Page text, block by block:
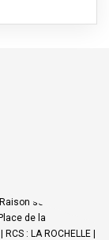
sociale : ECO
de la
: LA ROCHELLE |